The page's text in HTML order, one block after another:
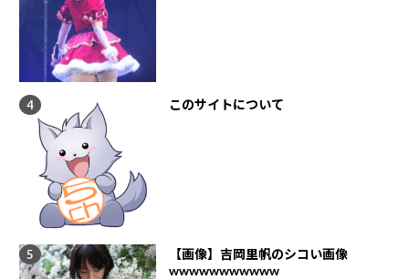
このサイトについて
【画像】吉岡里帆のシコい画像
wwwwwwwwwww